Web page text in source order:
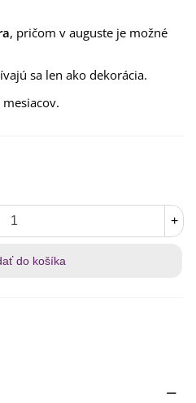
, pričom v auguste je možné
sa len ako dekorácia.
+
do košíka